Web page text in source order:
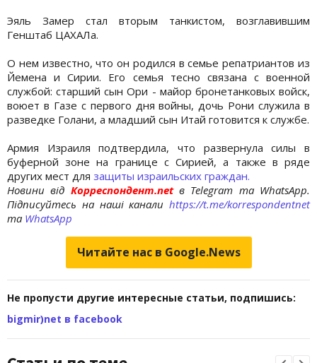
Эяль Замер стал вторым танкистом, возглавившим
Генштаб ЦАХАЛа.
О нем известно, что он родился в семье репатриантов из
Йемена и Сирии. Его семья тесно связана с военной
службой: старший сын Ори - майор бронетанковых войск,
воюет в Газе с первого дня войны, дочь Рони служила в
разведке Голани, а младший сын Итай готовится к службе.
Армия Израиля подтвердила, что развернула силы в
буферной зоне на границе с Сирией, а также в ряде
других мест для защиты израильских граждан.
Новини від Корреспондент.netв Telegram та WhatsApp.
Підписуйтесь на наші канали https://t.me/korrespondentnet
та WhatsApp
Читайте нас в Google.News
Не пропусти другие интересные статьи, подпишись:
bigmir)net в facebook